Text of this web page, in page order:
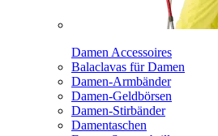
Damen Accessoires
Balaclavas für Damen
Damen-Armbänder
Damen-Geldbörsen
Damen-Stirbänder
Damentaschen